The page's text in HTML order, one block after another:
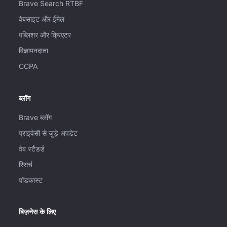
Brave Search RTBF
वेबसाइट और ईमेल
पब्लिशर और क्रिएटर
विज्ञापनदाता
CCPA
ब्लॉग
Brave ब्लॉग
प्राइवेसी से जुड़े अपडेट
वेब स्टैंडर्ड
रिसर्च
पॉडकास्ट
बिज़नेस के लिए